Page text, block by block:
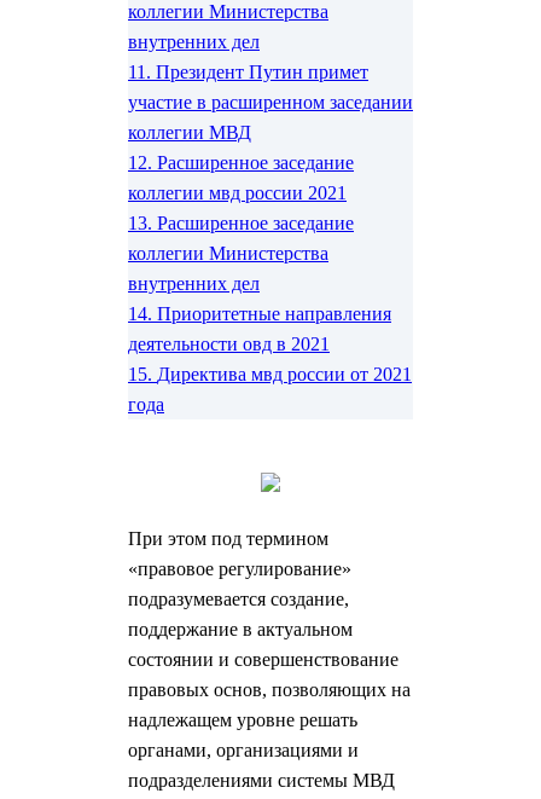
коллегии Министерства
внутренних дел
11. Президент Путин примет
участие в расширенном заседании
коллегии МВД
12. Расширенное заседание
коллегии мвд россии 2021
13. Расширенное заседание
коллегии Министерства
внутренних дел
14. Приоритетные направления
деятельности овд в 2021
15. Директива мвд россии от 2021
года
При этом под термином
«правовое регулирование»
подразумевается создание,
поддержание в актуальном
состоянии и совершенствование
правовых основ, позволяющих на
надлежащем уровне решать
органами, организациями и
подразделениями системы МВД